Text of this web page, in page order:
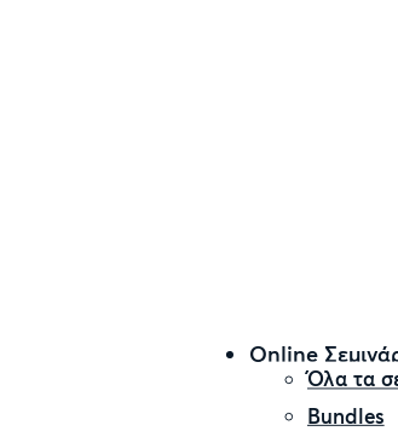
Online
Όλα τα
Bundles